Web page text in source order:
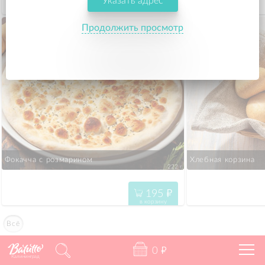
Всё
295
Фокачча с розмарином
222 г.
195 "
в корзину
Хлебная корзина
Калининград
0 "
Продолжить просмотр